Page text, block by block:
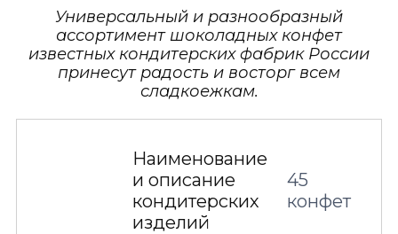
Универсальный и разнообразный
ассортимент шоколадных конфет
известных кондитерских фабрик России
принесут радость и восторг всем
сладкоежкам.
Наименование
и описание
кондитерских
изделий
45
конфет